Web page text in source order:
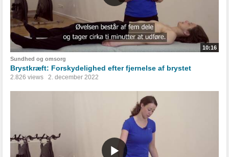
10:16
Sundhed og omsorg
Brystkræft: Forskydelighed efter fjernelse af brystet
2.826 views 2. december 2022